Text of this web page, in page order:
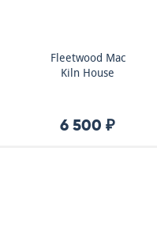
Fleetwood Mac
Kiln House
6 500 ₽